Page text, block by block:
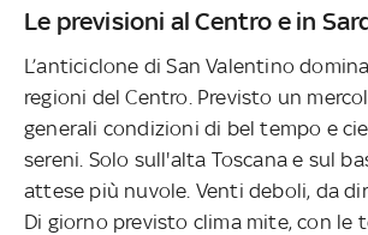
Le previsioni al Centro e in
L’anticiclone di San Valentino
regioni del Centro. Previsto un
generali condizioni di bel tempo e
sereni. Solo sull'alta Toscana e sul
attese più nuvole. Venti deboli, da
Di giorno previsto clima mite, con le